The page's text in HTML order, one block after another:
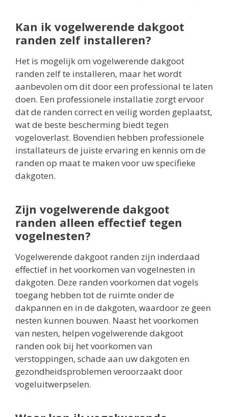
Kan ik vogelwerende dakgoot
randen zelf installeren?
Het is mogelijk om vogelwerende dakgoot
randen zelf te installeren, maar het wordt
aanbevolen om dit door een professional te laten
doen. Een professionele installatie zorgt ervoor
dat de randen correct en veilig worden geplaatst,
wat de beste bescherming biedt tegen
vogeloverlast. Bovendien hebben professionele
installateurs de juiste ervaring en kennis om de
randen op maat te maken voor uw specifieke
dakgoten.
Zijn vogelwerende dakgoot
randen alleen effectief tegen
vogelnesten?
Vogelwerende dakgoot randen zijn inderdaad
effectief in het voorkomen van vogelnesten in
dakgoten. Deze randen voorkomen dat vogels
toegang hebben tot de ruimte onder de
dakpannen en in de dakgoten, waardoor ze geen
nesten kunnen bouwen. Naast het voorkomen
van nesten, helpen vogelwerende dakgoot
randen ook bij het voorkomen van
verstoppingen, schade aan uw dakgoten en
gezondheidsproblemen veroorzaakt door
vogeluitwerpselen.